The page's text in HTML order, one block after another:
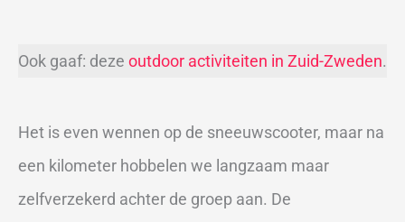
Ook gaaf: deze outdoor activiteiten in Zuid-Zweden.
Het is even wennen op de sneeuwscooter, maar na
een kilometer hobbelen we langzaam maar
zelfverzekerd achter de groep aan. De